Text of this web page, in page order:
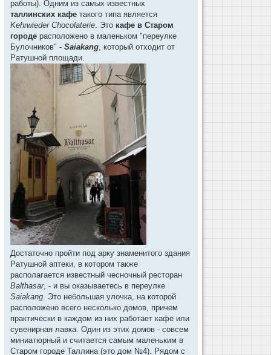
работы). Одним из самых известных
таллинских кафе такого типа является
Kehrwieder Chocolaterie. Это кафе в Старом
городе расположено в маленьком "переулке
Булочников" - Saiakang, который отходит от
Ратушной площади.
Достаточно пройти под арку знаменитого здания
Ратушной аптеки, в котором также
располагается известный чесночный ресторан
Balthasar, - и вы оказываетесь в переулке
Saiakang. Это небольшая улочка, на которой
расположено всего несколько домов, причем
практически в каждом из них работает кафе или
сувенирная лавка. Один из этих домов - совсем
миниатюрный и считается самым маленьким в
Старом городе Таллина (это дом №4). Рядом с